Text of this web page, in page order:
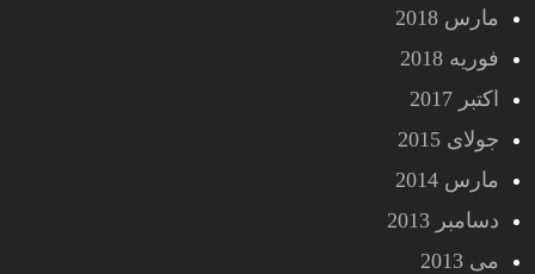
مارس 2018
فوریه 2018
اکتبر 2017
جولای 2015
مارس 2014
دسامبر 2013
می 2013